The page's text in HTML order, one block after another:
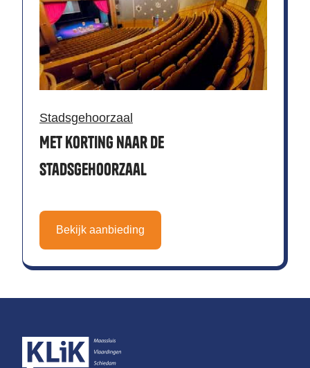
Stadsgehoorzaal
Met korting naar de
Stadsgehoorzaal
Bekijk aanbieding